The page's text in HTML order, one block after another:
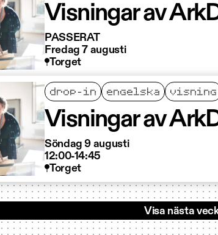
Visningar av
PASSERAT
Fredag 7 augusti
Torget
drop-in engelska visning
Visningar av
Söndag 9 augusti
12:00-14:45
Torget
Visa nästa